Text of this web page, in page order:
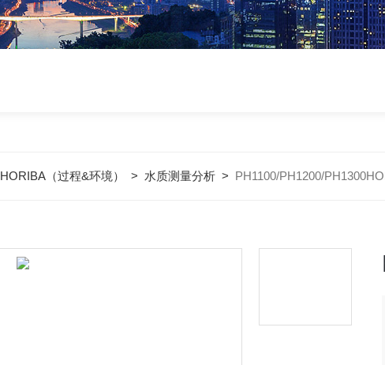
HORIBA（过程&环境） > 水质测量分析 > PH1100/PH1200/